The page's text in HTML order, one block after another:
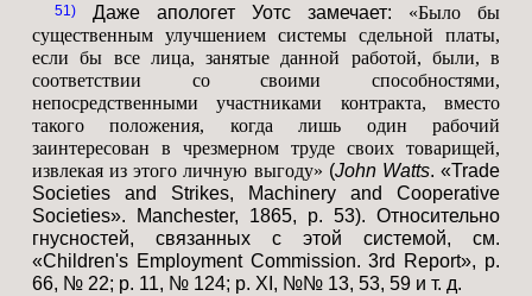
51 Даже апологет Уотс замечает: «Было бы
существенным улучшением системы сдельной платы,
если бы все лица, занятые данной работой, были, в
соответствии со своими способностями,
непосредственными участниками контракта, вместо
такого положения, когда лишь один рабочий
заинтересован в чрезмерном труде своих товарищей,
извлекая из этого личную выгоду» (John Watts. «Trade
Societies and Strikes, Machinery and Cooperative
Societies». Manchester, 1865, p. 53). Относительно
гнусностей, связанных с этой системой, см.
«Children's Employment Commission. 3rd Report», p.
66, № 22; p. 11, № 124; p. XI, №№ 13, 53, 59 и т. д.